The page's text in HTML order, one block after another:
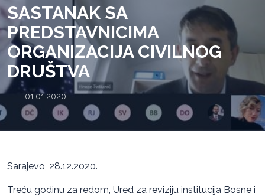
SASTANAK SA
PREDSTAVNICIMA
ORGANIZACIJA CIVILNOG
DRUŠTVA
01.01.2020.
Sarajevo, 28.12.2020.
Treću godinu za redom, Ured za reviziju institucija Bosne i